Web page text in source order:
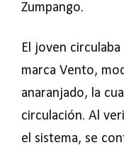
Zumpango.
El joven
marca Vento,
anaranjado, la
circulación. Al
el sistema, se